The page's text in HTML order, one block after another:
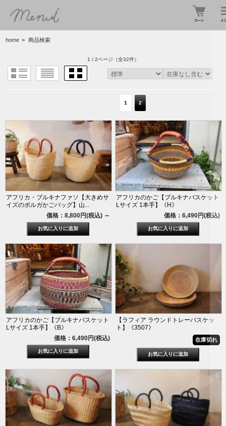
home > 商品検索
1 / 2ページ （全32件）
1 2
アフリカ・ブルキナファソ【大きめサ
イズのボルガかごバッグ】山...
価格：8,800円(税込) ～
アフリカのかご【ブルキナバスケット
Lサイズ 1本手】《H》
価格：6,490円(税込)
アフリカのかご【ブルキナバスケット
Lサイズ 1本手】《B》
価格：6,490円(税込)
【ラフィア ラウンドトレーバスケッ
ト】《3507》
在庫切れ